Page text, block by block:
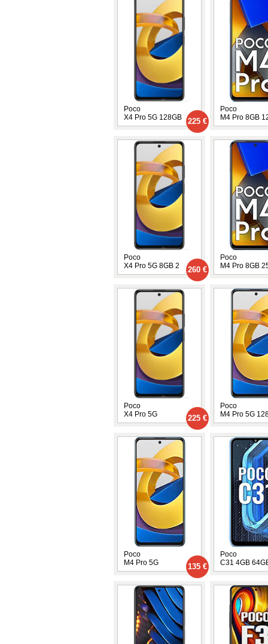
Poco
X4 Pro 5G 128GB
225 €
Poco
M4 Pro 8GB
Poco
X4 Pro 5G 8GB 2
260 €
Poco
M4 Pro 8GB
Poco
X4 Pro 5G
225 €
Poco
M4 Pro 5G
Poco
M4 Pro 5G
135 €
Poco
C31 4GB